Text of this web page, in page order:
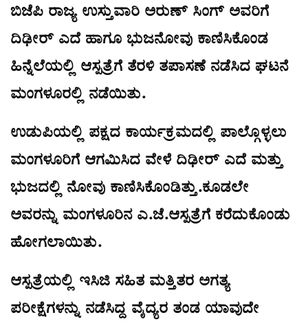
ಬಿಜೆಪಿ ರಾಜ್ಯ ಉಸ್ತುವಾರಿ ಅರುಣ್ ಸಿಂಗ್‌ ಅವರಿಗೆ
ದಿಢೀರ್ ಎದೆ ಹಾಗೂ ಭುಜನೋವು ಕಾಣಿಸಿಕೊಂಡ
ಹಿನ್ನೆಲೆಯಲ್ಲಿ ಆಸ್ಪತ್ರೆಗೆ ತೆರಳಿ ತಪಾಸಣೆ ನಡೆಸಿದ ಘಟನೆ
ಮಂಗಳೂರಲ್ಲಿ ನಡೆಯಿತು.
ಉಡುಪಿಯಲ್ಲಿ ಪಕ್ಷದ ಕಾರ್ಯಕ್ರಮದಲ್ಲಿ ಪಾಲ್ಗೊಳ್ಳಲು
ಮಂಗಳೂರಿಗೆ ಆಗಮಿಸಿದ ವೇಳೆ ದಿಢೀರ್ ಎದೆ ಮತ್ತು
ಭುಜದಲ್ಲಿ ನೋವು ಕಾಣಿಸಿಕೊಂಡಿತ್ತು.ಕೂಡಲೇ
ಅವರನ್ನು ಮಂಗಳೂರಿನ ಎ.ಜೆ.ಆಸ್ಪತ್ರೆಗೆ ಕರೆದುಕೊಂಡು
ಹೋಗಲಾಯಿತು.
ಆಸ್ಪತ್ರೆಯಲ್ಲಿ ಇಸಿಜಿ ಸಹಿತ ಮತ್ತಿತರ ಅಗತ್ಯ
ಪರೀಕ್ಷೆಗಳನ್ನು ನಡೆಸಿದ್ದ ವೈದ್ಯರ ತಂಡ ಯಾವುದೇ